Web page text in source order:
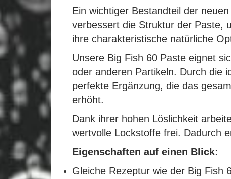
Ein wichtiger Bestandteil der
verbessert die Struktur der Paste,
ihre charakteristische natürliche
Unsere Big Fish 60 Paste eignet
oder anderen Partikeln. Durch die
perfekte Ergänzung, die das
erhöht.
Dank ihrer hohen Löslichkeit
wertvolle Lockstoffe frei. Dadurch
Eigenschaften auf einen Blick:
Gleiche Rezeptur wie der Big Fish